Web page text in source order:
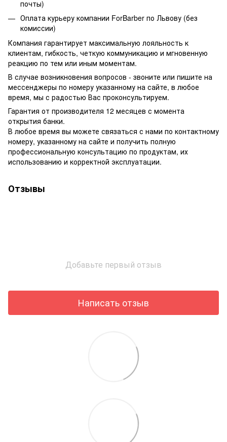
почты)
Оплата курьеру компании ForBarber по Львову (без
комиссии)
Компания гарантирует максимальную лояльность к
клиентам, гибкость, четкую коммуникацию и мгновенную
реакцию по тем или иным моментам.
В случае возникновения вопросов - звоните или пишите на
мессенджеры по номеру указанному на сайте, в любое
время, мы с радостью Вас проконсультируем.
Гарантия от производителя 12 месяцев с момента
открытия банки.
В любое время вы можете связаться с нами по контактному
номеру, указанному на сайте и получить полную
профессиональную консультацию по продуктам, их
использованию и корректной эксплуатации.
Отзывы
Добавьте первый отзыв
Написать отзыв